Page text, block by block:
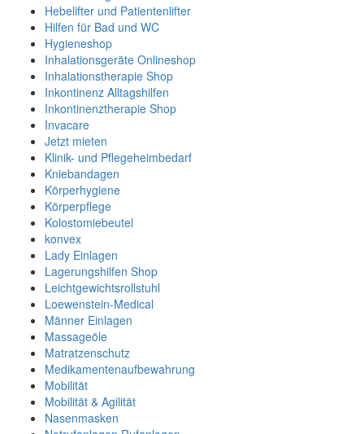
Hebelifter und Patientenlifter
Hilfen für Bad und WC
Hygieneshop
Inhalationsgeräte Onlineshop
Inhalationstherapie Shop
Inkontinenz Alltagshilfen
Inkontinenztherapie Shop
Invacare
Jetzt mieten
Klinik- und Pflegeheimbedarf
Kniebandagen
Körperhygiene
Körperpflege
Kolostomiebeutel
konvex
Lady Einlagen
Lagerungshilfen Shop
Leichtgewichtsrollstuhl
Loewenstein-Medical
Männer Einlagen
Massageöle
Matratzenschutz
Medikamentenaufbewahrung
Mobilität
Mobilität & Agilität
Nasenmasken